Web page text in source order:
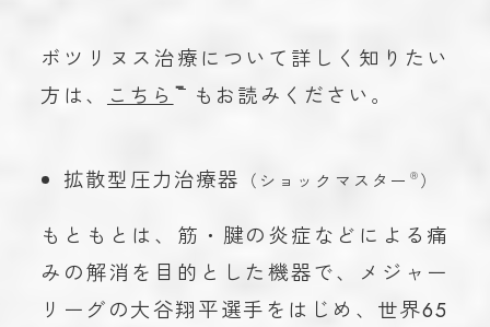
ボツリヌス治療について詳しく知りたい
方は、
こちら もお読みください。
拡散型圧力治療器 （ショックマスター Ⓡ ）
もともとは、筋・腱の炎症などによる痛
みの解消を目的とした機器で、メジャー
リーグの大谷翔平選手をはじめ、世界65